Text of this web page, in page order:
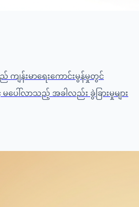
န်းမာရေးကောင်းမွန်မှုတွင်
င့် မပေါ်လာသည့် အခါလည်း ခွဲခြားမှုများ